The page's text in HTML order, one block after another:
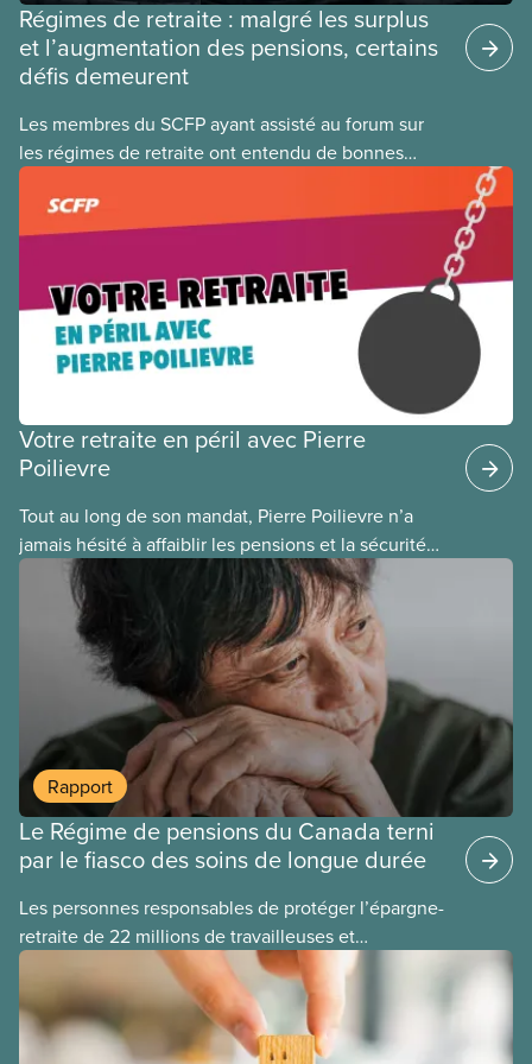
Régimes de retraite : malgré les surplus
et l’augmentation des pensions, certains
défis demeurent
Les membres du SCFP ayant assisté au forum sur
les régimes de retraite ont entendu de bonnes
nouvelles : on ne lutte plus contre les
coupes comme
Votre retraite en péril avec Pierre
Poilievre
Tout au long de son mandat, Pierre Poilievre n’a
jamais hésité à affaiblir les pensions et la sécurité
de la retraite des Canadien(ne)s. Chaque fois que
les conservateurs prennent le pouvoir, ils mettent
en péril nos pensions, et il faut des années pour
réparer leurs erreurs.
Rapport
Le Régime de pensions du Canada terni
par le fiasco des soins de longue durée
Les personnes responsables de protéger l’épargne-
retraite de 22 millions de travailleuses et
travailleurs canadien(ne)s ont perdu plus de 500
millions de dollars en investissant dans Orpea, la
plus grande société européenne de soins de
longue durée à but lucratif, qui a fait l’objet d’un